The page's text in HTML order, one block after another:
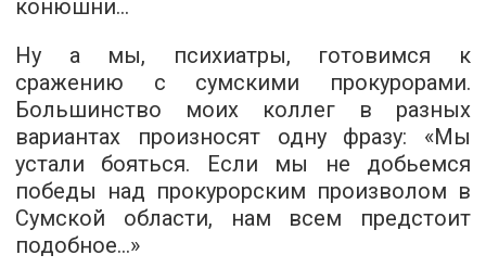
конюшни…
Ну а мы, психиатры, готовимся к
сражению с сумскими прокурорами.
Большинство моих коллег в разных
вариантах произносят одну фразу: «Мы
устали бояться. Если мы не добьемся
победы над прокурорским произволом в
Сумской области, нам всем предстоит
подобное…»